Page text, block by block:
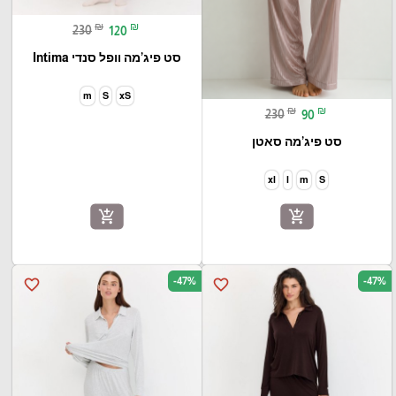
230 ₪ 90 ₪
סט פיג’מה סאטן
S
m
xl
add_shopping_cart
230 ₪ 120 ₪
סט פיג’מה וופל סנדי Intima
xS
S
m
add_shopping_cart
favorite_border -47%
favorite_border -47%